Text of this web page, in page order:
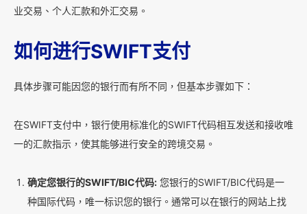
业交易、个人汇款和外汇交易。
如何进行SWIFT支付
具体步骤可能因您的银行而有所不同，但基本步骤如下：
在SWIFT支付中，银行使用标准化的SWIFT代码相互发送和接收唯
一的汇款指示，使其能够进行安全的跨境交易。
确定您银行的SWIFT/BIC代码: 您银行的SWIFT/BIC代码是一
种国际代码，唯一标识您的银行。通常可以在银行的网站上找